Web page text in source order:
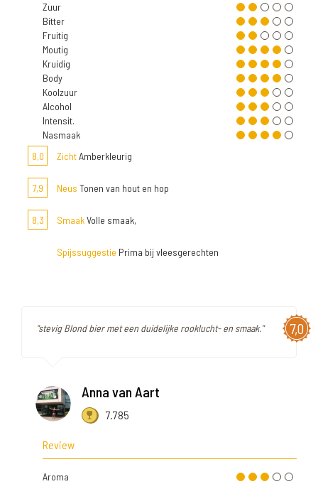
Zuur
Bitter
Fruitig
Moutig
Kruidig
Body
Koolzuur
Alcohol
Intensit.
Nasmaak
8,0
ZichtAmberkleurig
7,9 Neus Tonen van hout en hop
8,3 SmaakVolle smaak,
Spijssuggestie Prima bij vleesgerechten
7,0
"stevig Blond bier met een duidelijke rooklucht- en smaak."
Anna van Aart
7.785
Review
Aroma